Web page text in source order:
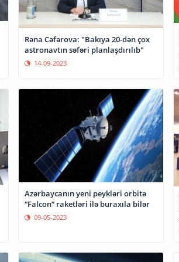
Rəna Cəfərova: "Bakıya 20-dən çox
astronavtın səfəri planlaşdırılıb"
14-09-2023
Azərbaycanın yeni peykləri orbitə
“Falcon” raketləri ilə buraxıla bilər
09-05-2023